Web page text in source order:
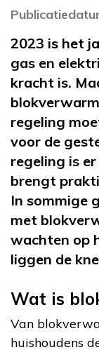
2023 is het
gas en
kracht is.
regeling
voor de
regeling is
brengt
In sommige
met
wachten op
liggen de
Wat is
Van
huishoudens